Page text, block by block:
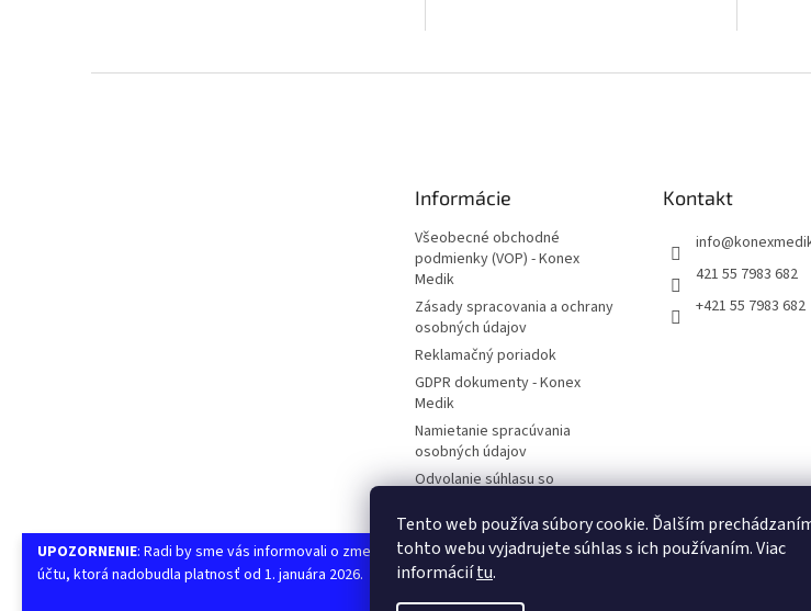
Tento web používa súbory cookie. Ďalším
tohto webu vyjadrujete súhlas s ich používaním. Viac
informáciítu.
UPOZORNENIE: Radi by sme vás informovali o zmene čísla bankového
účtu, ktorá nadobudla platnosť od 1. januára 2026.
Informácie
Všeobecné obchodné
podmienky (VOP) - Konex
Medik
Zásady spracovania a ochrany
osobných údajov
Reklamačný poriadok
GDPR dokumenty - Konex
Medik
Namietanie spracúvania
osobných údajov
Odvolanie súhlasu so
Žiadosť dotknutej osoby na
uplatnenie práv
Kontakt
info@
421 55 7983 682
+421 55 7983 682